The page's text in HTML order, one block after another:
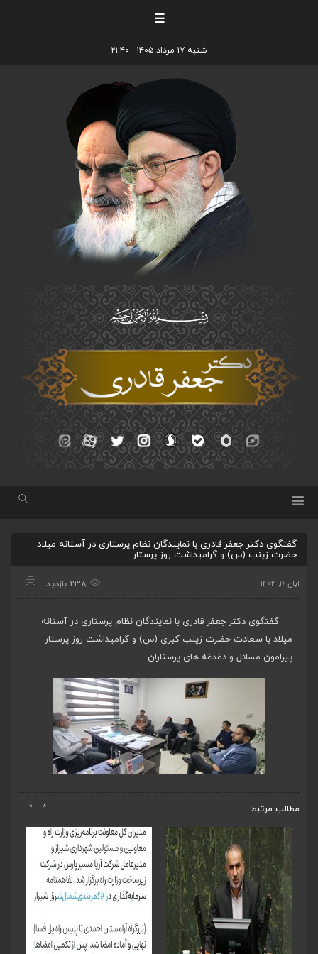
☰
شنبه ۱۷ مرداد ۱۴۰۵ - ۲۱:۴۰
گفتگوی دکتر جعفر قادری با نمایندگان نظام پرستاری در آستانه میلاد
حضرت زینب (س) و گرامیداشت روز پرستار
آبان ۱۶, ۱۴۰۳ 238 بازدید
گفتگوی دکتر جعفر قادری با نمایندگان نظام پرستاری در آستانه
میلاد با سعادت حضرت زینب کبری (س) و گرامیداشت روز پرستار
پیرامون مسائل و دغدغه های پرستاران
مطالب مرتبط ‹
›